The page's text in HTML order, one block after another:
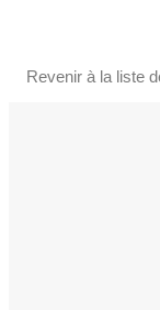
Revenir à la liste